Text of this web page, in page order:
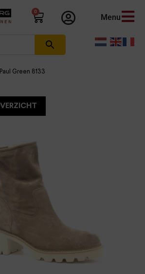
0
Menu
Paul Green 8133